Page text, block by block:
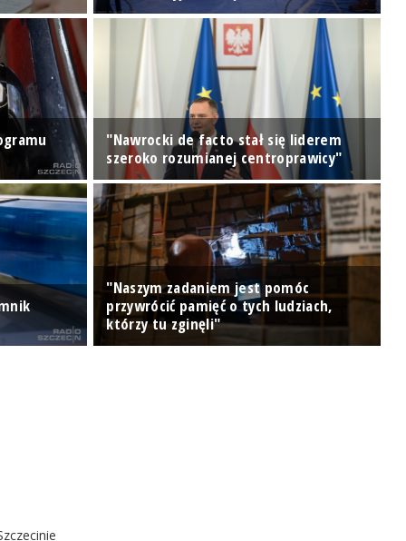
"Nawrocki de facto stał się liderem
szeroko rozumianej centroprawicy"
"Naszym zadaniem jest pomóc
przywrócić pamięć o tych ludziach,
którzy tu zginęli"